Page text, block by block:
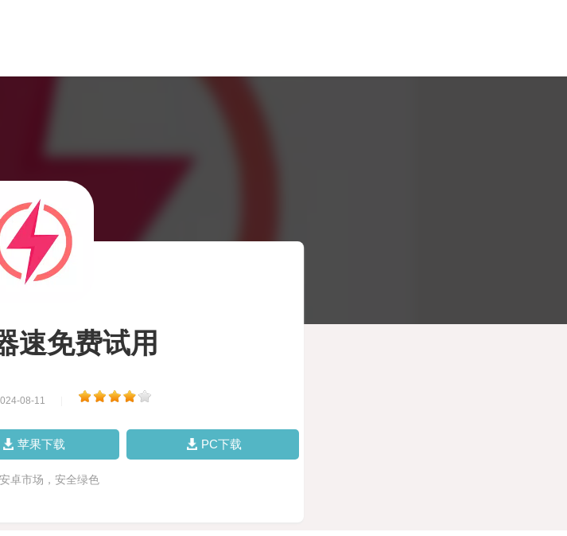
速免费试用
08-11
苹果下载 PC下载
安卓市场，安全绿色